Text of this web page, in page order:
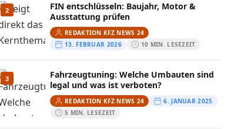
2
FIN entschlüsseln: Baujahr, Motor &
Ausstattung prüfen
REDAKTION KFZ NEWS 24
13. FEBRUAR 2026
10 MIN. LESEZEIT
3
Fahrzeugtuning: Welche Umbauten sind
legal und was ist verboten?
REDAKTION KFZ NEWS 24
6. JANUAR 2025
5 MIN. LESEZEIT